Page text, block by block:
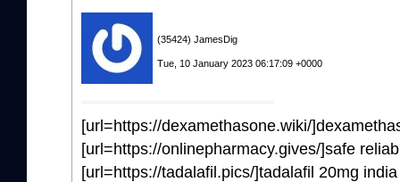
(35424) JamesDig
Tue, 10 January 2023 06:17:09 +0000
[url=https://dexamethasone.wiki/
[url=https://onlinepharmacy.gives/]safe
[url=https://tadalafil.pics/]tadalafil 20mg